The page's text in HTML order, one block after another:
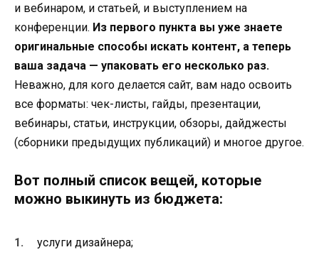
и вебинаром, и статьей, и выступлением на
конференции. Из первого пункта вы уже знаете
оригинальные способы искать контент, а теперь
ваша задача — упаковать его несколько раз.
Неважно, для кого делается сайт, вам надо освоить
все форматы: чек-листы, гайды, презентации,
вебинары, статьи, инструкции, обзоры, дайджесты
(сборники предыдущих публикаций) и многое другое.
Вот полный список вещей, которые
можно выкинуть из бюджета:
услуги дизайнера;